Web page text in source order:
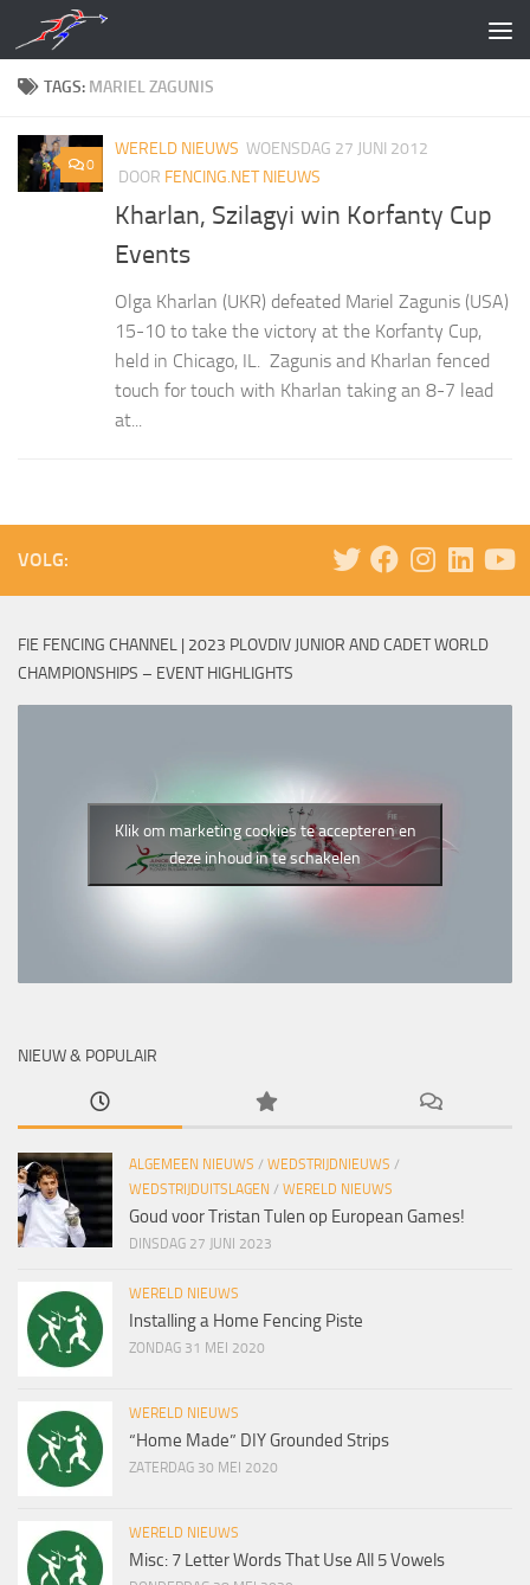
Doorgaan naar inhoud
TAGS: MARIEL ZAGUNIS
0
WERELD NIEUWS WOENSDAG 27 JUNI 2012
DOOR FENCING.NET NIEUWS
Kharlan, Szilagyi win Korfanty Cup
Events
Olga Kharlan (UKR) defeated Mariel Zagunis (USA)
15-10 to take the victory at the Korfanty Cup,
held in Chicago, IL. Zagunis and Kharlan fenced
touch for touch with Kharlan taking an 8-7 lead
at...
VOLG:
FIE FENCING CHANNEL | 2023 PLOVDIV JUNIOR AND CADET WORLD
CHAMPIONSHIPS – EVENT HIGHLIGHTS
Klik om marketing cookies te accepteren en
deze inhoud in te schakelen
NIEUW & POPULAIR
ALGEMEEN NIEUWS / WEDSTRIJDNIEUWS /
WEDSTRIJDUITSLAGEN / WERELD NIEUWS
Goud voor Tristan Tulen op European Games!
DINSDAG 27 JUNI 2023
WERELD NIEUWS
Installing a Home Fencing Piste
ZONDAG 31 MEI 2020
WERELD NIEUWS
“Home Made” DIY Grounded Strips
ZATERDAG 30 MEI 2020
WERELD NIEUWS
Misc: 7 Letter Words That Use All 5 Vowels